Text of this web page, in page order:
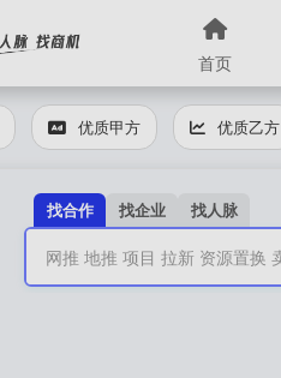
首页
优质甲方 优质乙方
找合作 找企业 找人脉